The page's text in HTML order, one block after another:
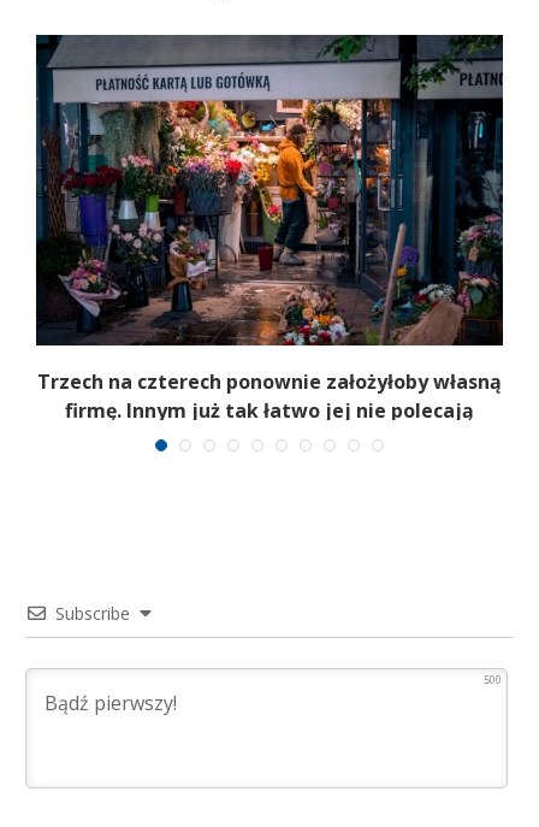
Trzech na czterech ponownie założyłoby własną
firmę. Innym już tak łatwo jej nie polecają
Subscribe
500